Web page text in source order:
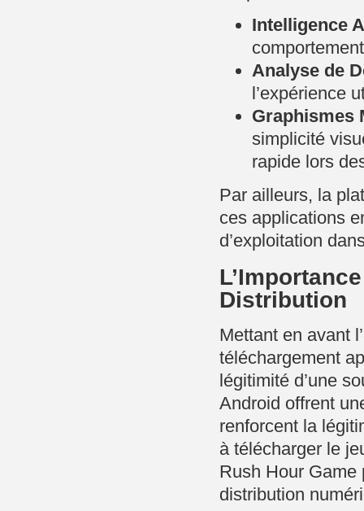
Intelligence
Analyse de
l’expérience
Graphismes
simplicité
rapide lors
Par ailleurs, la
ces applications
d’exploitation
Distribution
Mettant en avant
téléchargement
légitimité d’une
Android offrent
renforcent la
à télécharger le
Rush Hour Game
distribution